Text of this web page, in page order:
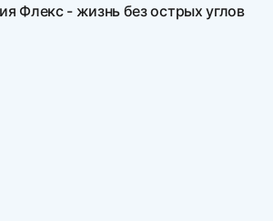
Флекс - жизнь без острых углов